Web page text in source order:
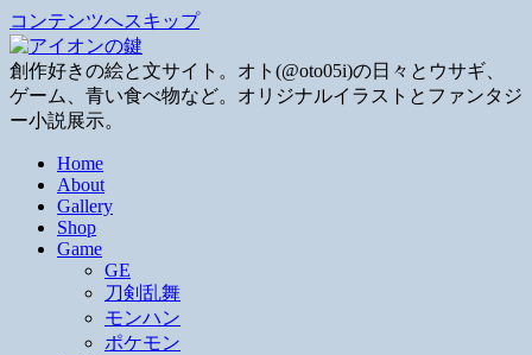
コンテンツへスキップ
創作好きの絵と文サイト。オト(@oto05i)の日々とウサギ、
ゲーム、青い食べ物など。オリジナルイラストとファンタジ
ー小説展示。
Home
About
Gallery
Shop
Game
GE
刀剣乱舞
モンハン
ポケモン